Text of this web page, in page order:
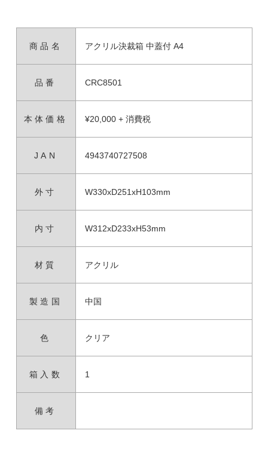
商品名 アクリル決裁箱 中蓋付 A4
品番 CRC8501
本体価格 ¥20,000 + 消費税
JAN 4943740727508
外寸 W330xD251xH103mm
内寸 W312xD233xH53mm
材質 アクリル
製造国 中国
色 クリア
箱入数 1
備考